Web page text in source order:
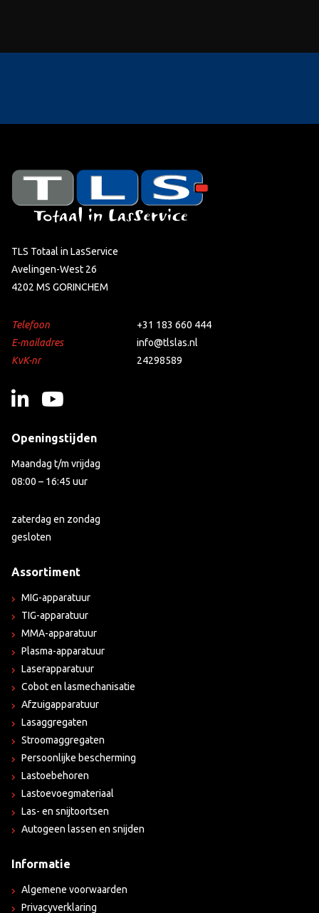
TLS Totaal in LasService
Avelingen-West 26
4202 MS GORINCHEM
Telefoon
+31 183 660 444
E-mailadres
info@tlslas.nl
KvK-nr
24298589
Openingstijden
Maandag t/m vrijdag
08:00 – 16:45 uur
zaterdag en zondag
gesloten
Assortiment
MIG-apparatuur
TIG-apparatuur
MMA-apparatuur
Plasma-apparatuur
Laserapparatuur
Cobot en lasmechanisatie
Afzuigapparatuur
Lasaggregaten
Stroomaggregaten
Persoonlijke bescherming
Lastoebehoren
Lastoevoegmateriaal
Las- en snijtoortsen
Autogeen lassen en snijden
Informatie
Algemene voorwaarden
Privacyverklaring